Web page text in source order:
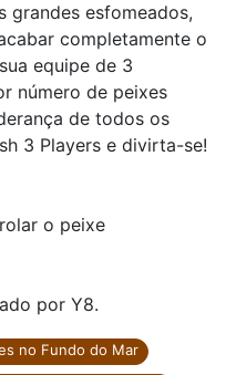
grandes esfomeados,
completamente o
equipe de 3
número de peixes
de todos os
3 Players e divirta-se!
o peixe
por Y8.
no Fundo do Mar